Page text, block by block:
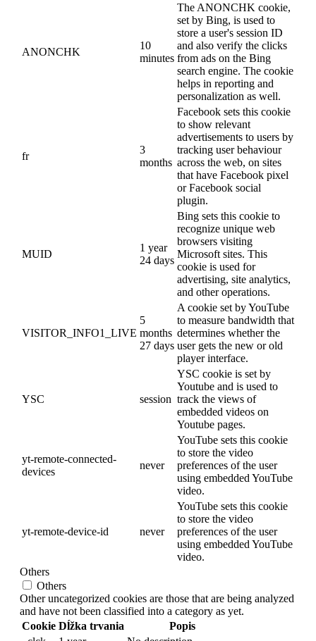
ANONCHK
10
minutes
The ANONCHK cookie,
set by Bing, is used to
store a user's session ID
and also verify the clicks
from ads on the Bing
search engine. The cookie
helps in reporting and
personalization as well.
fr
3
months
Facebook sets this cookie
to show relevant
advertisements to users by
tracking user behaviour
across the web, on sites
that have Facebook pixel
or Facebook social
plugin.
MUID
1 year
24 days
Bing sets this cookie to
recognize unique web
browsers visiting
Microsoft sites. This
cookie is used for
advertising, site analytics,
and other operations.
VISITOR_INFO1_LIVE
5
months
27 days
A cookie set by YouTube
to measure bandwidth that
determines whether the
user gets the new or old
player interface.
YSC session
YSC cookie is set by
Youtube and is used to
track the views of
embedded videos on
Youtube pages.
yt-remote-connected-
devices
never
YouTube sets this cookie
to store the video
preferences of the user
using embedded YouTube
video.
yt-remote-device-id never
YouTube sets this cookie
to store the video
preferences of the user
using embedded YouTube
video.
Others
Others
Other uncategorized cookies are those that are being analyzed
and have not been classified into a category as yet.
Cookie Dĺžka trvania
Popis